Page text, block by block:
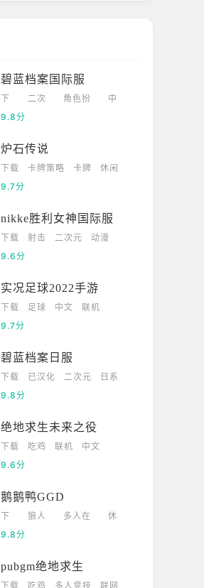
碧蓝档案国际服
下
二次
角色扮
中
9.8分
炉石传说
下载 卡牌策略 卡牌
休闲
9.7分
nikke胜利女神国际服
下载 射击 二次元
动漫
9.6分
实况足球2022手游
下载 足球 中文
联机
9.7分
碧蓝档案日服
下载 已汉化 二次元
日系
9.8分
绝地求生未来之役
下载 吃鸡 联机
中文
9.6分
鹅鹅鸭GGD
下
狼人
多人在
休
9.8分
pubgm绝地求生
下载 吃鸡 多人竞技
联网